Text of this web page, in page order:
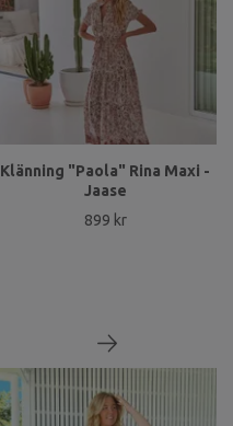
Klänning "Paola" Rina Maxi -
Jaase
899 kr